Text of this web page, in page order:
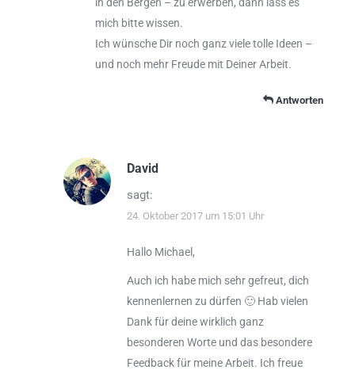
mich bitte wissen.
Ich wünsche Dir noch ganz viele tolle Ideen –
und noch mehr Freude mit Deiner Arbeit.
Antworten
David
sagt:
24. Oktober 2017 um 15:01 Uhr
Hallo Michael,
Auch ich habe mich sehr gefreut, dich
kennenlernen zu dürfen 🙂 Hab vielen
Dank für deine wirklich ganz
besonderen Worte und das besondere
Feedback für meine Arbeit. Ich freue